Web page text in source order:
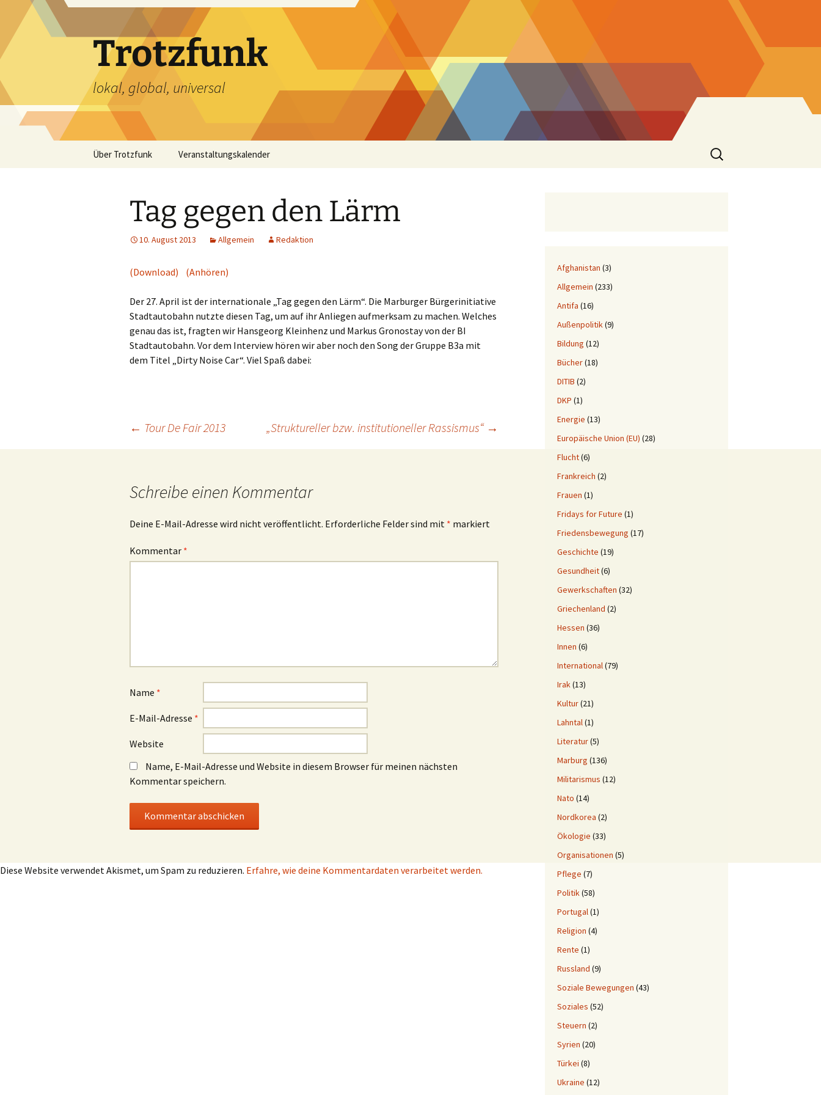
Inhalt
springen
Trotzfunk
lokal, global, universal
Über Trotzfunk Veranstaltungskalender
Suchen
nach:
Tag gegen den Lärm
10. August 2013 Allgemein Redaktion
(Download) (Anhören)
Der 27. April ist der internationale „Tag gegen den Lärm“. Die Marburger Bürgerinitiative
Stadtautobahn nutzte diesen Tag, um auf ihr Anliegen aufmerksam zu machen. Welches
genau das ist, fragten wir Hansgeorg Kleinhenz und Markus Gronostay von der BI
Stadtautobahn. Vor dem Interview hören wir aber noch den Song der Gruppe B3a mit
dem Titel „Dirty Noise Car“. Viel Spaß dabei:
Beitragsnavigation
← Tour De Fair 2013 „Struktureller bzw. institutioneller Rassismus“ →
Schreibe einen Kommentar
Deine E-Mail-Adresse wird nicht veröffentlicht. Erforderliche Felder sind mit * markiert
Kommentar *
Name *
E-Mail-Adresse *
Website
Name, E-Mail-Adresse und Website in diesem Browser für meinen nächsten
Kommentar speichern.
Diese Website verwendet Akismet, um Spam zu reduzieren. Erfahre, wie deine Kommentardaten verarbeitet werden.
Afghanistan (3)
Allgemein (233)
Antifa (16)
Außenpolitik(9)
Bildung (12)
Bücher(18)
DITIB (2)
DKP (1)
Energie (13)
Europäische Union (EU) (28)
Flucht(6)
Frankreich (2)
Frauen (1)
Fridays for Future (1)
Friedensbewegung (17)
Geschichte (19)
Gesundheit(6)
Gewerkschaften (32)
Griechenland (2)
Hessen (36)
Innen (6)
International(79)
Irak(13)
Kultur(21)
Lahntal(1)
Literatur(5)
Marburg (136)
Militarismus (12)
Nato (14)
Nordkorea (2)
Ökologie (33)
Organisationen (5)
Pflege (7)
Politik(58)
Portugal(1)
Religion (4)
Rente (1)
Russland (9)
Soziale Bewegungen (43)
Soziales (52)
Steuern (2)
Syrien (20)
Türkei (8)
Ukraine (12)